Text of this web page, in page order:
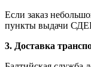
Если заказ
пункты выдачи
3. Доставка